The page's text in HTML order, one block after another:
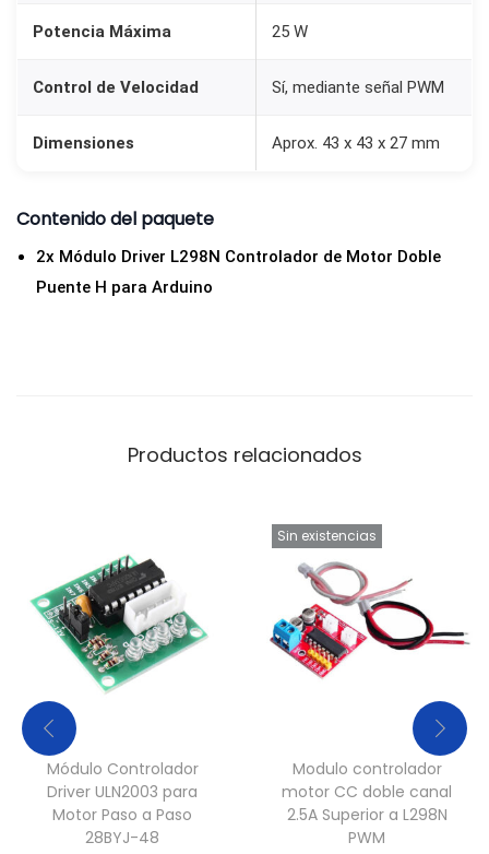
Potencia Máxima 25 W
Control de Velocidad Sí, mediante señal PWM
Dimensiones Aprox. 43 x 43 x 27 mm
Contenido del paquete
2x Módulo Driver L298N Controlador de Motor Doble
Puente H para Arduino
Productos relacionados
Módulo Controlador
Driver ULN2003 para
Motor Paso a Paso
28BYJ-48
Sin existencias
Modulo controlador
motor CC doble canal
2.5A Superior a L298N
PWM